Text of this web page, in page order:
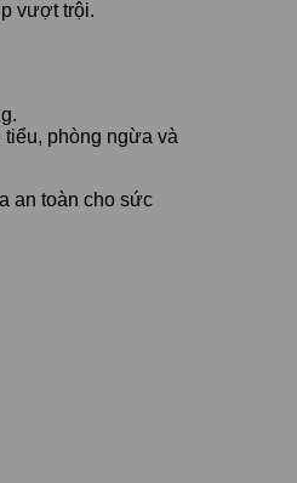
vượt trội.
phòng ngừa và
an toàn cho sức